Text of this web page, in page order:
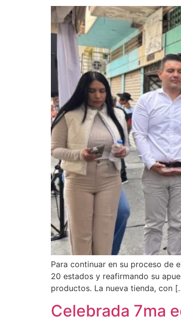
Para continuar en su proceso de
20 estados y reafirmando su
productos. La nueva tienda, con
Celebrada 7ma